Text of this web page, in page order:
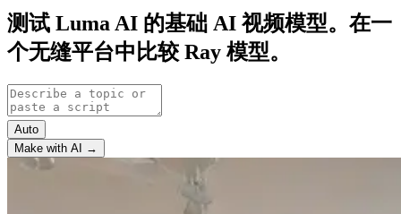
测试 Luma AI 的基础 AI 视频模型。在一
个无缝平台中比较 Ray 模型。
Auto
Make with AI →